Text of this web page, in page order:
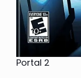
Portal 2